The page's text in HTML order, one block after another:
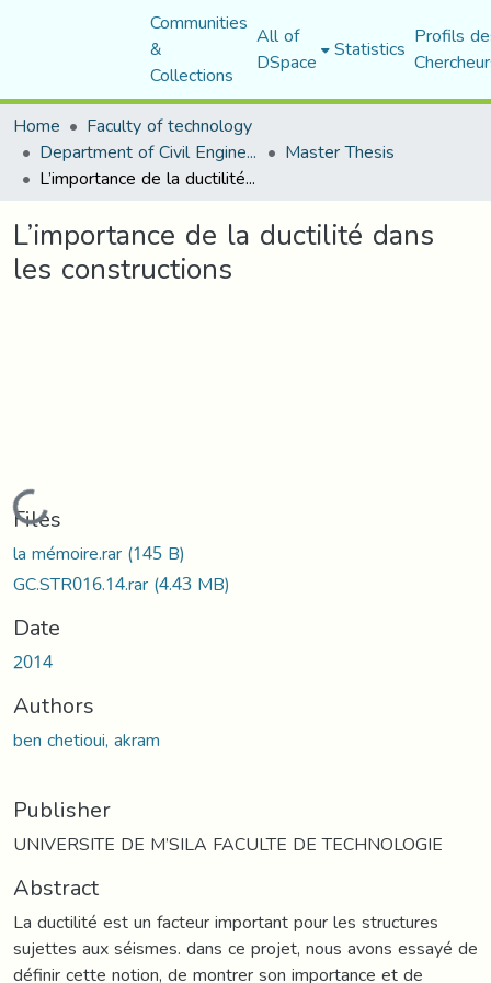
Communities
&
Collections
All of
DSpace Statistics Profils
Home
Faculty of technology
Department of Civil Engineering Master Thesis
L’importance de la ductilité dans les constructions
L’importance de la ductilité dans
les constructions
Loading...
Files
la mémoire.rar(145 B)
GC.STR016.14.rar(4.43 MB)
Date
2014
Authors
ben chetioui, akram
Publisher
UNIVERSITE DE M’SILA FACULTE DE TECHNOLOGIE
Abstract
La ductilité est un facteur important pour les structures
sujettes aux séismes. dans ce projet, nous avons essayé de
définir cette notion, de montrer son importance et de